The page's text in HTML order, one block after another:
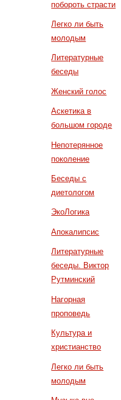
побороть страсти
Легко ли быть
молодым
Литературные
беседы
Женский голос
Аскетика в
большом городе
Непотерянное
поколение
Беседы с
диетологом
ЭкоЛогика
Апокалипсис
Литературные
беседы. Виктор
Рутминский
Нагорная
проповедь
Культура и
христианство
Легко ли быть
молодым